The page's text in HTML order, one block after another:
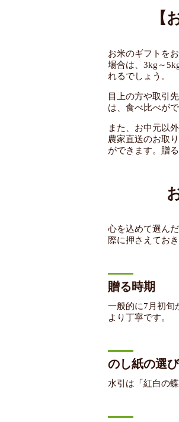
【
お米のギフトを
場合は、3kg～
れるでしょう。
目上の方や取引
は、食べ比べが
また、お中元以
農家直送のお取
ができます。贈
心を込めて選ん
際に押さえてお
贈る時期
一般的に7月初旬
より丁寧です。
のし紙の選
水引は「紅白の